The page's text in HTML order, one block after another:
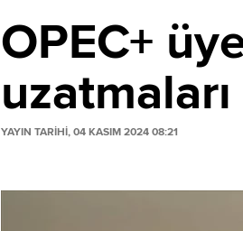
OPEC+
YAYIN TARİHİ, 04 KASIM 2024 08:21